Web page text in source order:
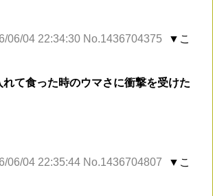
06/04 22:34:30 No.1436704375
▼こ
て食った時のウマさに衝撃を受けた
06/04 22:35:44 No.1436704807
▼こ